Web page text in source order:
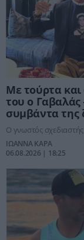
Με τούρτα και
του ο Γαβαλάς
συμβάντα της
Ο γνωστός
ΙΩΑΝΝΑ ΚΑΡΑ
06.08.2026 | 18:25